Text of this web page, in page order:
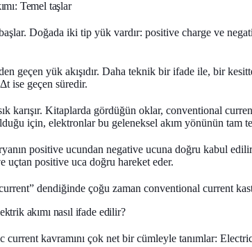
Temel taşlar
Doğada iki tip yük vardır: positive charge ve
geçen yük akışıdır. Daha teknik bir ifade ile, bir
ise geçen süredir.
karışır. Kitaplarda gördüğün oklar, conventional
için, elektronlar bu geleneksel akım yönünün tam
positive ucundan negative ucuna doğru kabul
uçtan positive uca doğru hareket eder.
dendiğinde çoğu zaman conventional current
akımı nasıl ifade edilir?
kavramını çok net bir cümleyle tanımlar: